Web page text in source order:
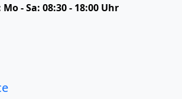
Mo - Sa: 08:30 - 18:00 Uhr